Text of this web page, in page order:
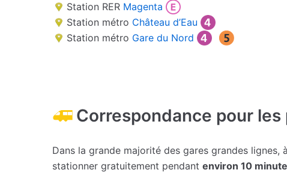
Station RER Magenta
Station métro Château d’Eau
Station métro Gare du Nord
Correspondance pour
Dans la grande majorité des gares grandes
stationner gratuitement pendant environ 10